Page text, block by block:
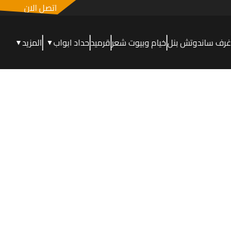
اتصل الان
غرف ساندوتش بنلخيام وبيوت شعرقرميدحداد ابواب▼ المزيد▼